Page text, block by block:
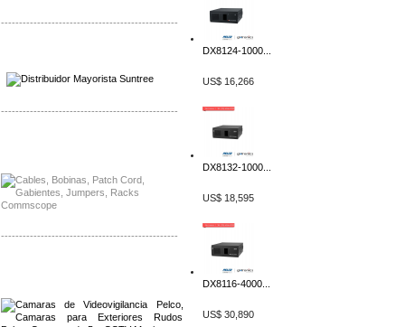
-------------------------------------------------
-------------------------------------------------
-------------------------------------------------
DX8124-1000...
US$ 16,266
DX8132-1000...
US$ 18,595
DX8116-4000...
US$ 30,890